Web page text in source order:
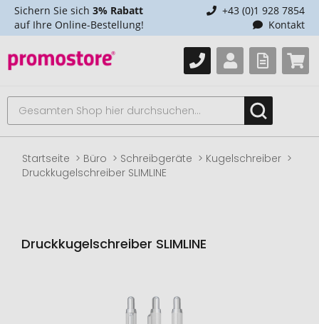
Sichern Sie sich 3% Rabatt
auf Ihre Online-Bestellung!
+43 (0)1 928 7854
Kontakt
Startseite Büro Schreibgeräte
Kugelschreiber
Druckkugelschreiber SLIMLINE
Druckkugelschreiber SLIMLINE